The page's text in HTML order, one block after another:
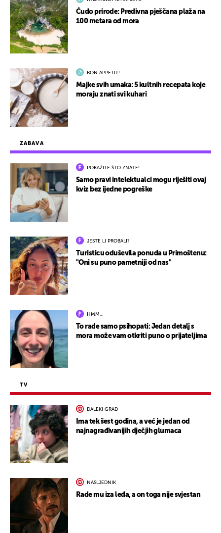
ZABAVA
POKAŽITE ŠTO ZNATE!
Samo pravi intelektualci mogu riješiti ovaj
kviz bez ijedne pogreške
JESTE LI PROBALI?
Turisticu oduševila ponuda u Primoštenu:
"Oni su puno pametniji od nas"
HMM…
To rade samo psihopati: Jedan detalj s
mora može vam otkriti puno o prijateljima
TV
DALEKI GRAD
Ima tek šest godina, a već je jedan od
najnagrađivanijih dječjih glumaca
NASLJEDNIK
Rade mu iza leđa, a on toga nije svjestan
Čudo prirode: Predivna pješčana plaža na
100 metara od mora
BON APPETIT!
Majke svih umaka: 5 kultnih recepata koje
moraju znati svi kuhari